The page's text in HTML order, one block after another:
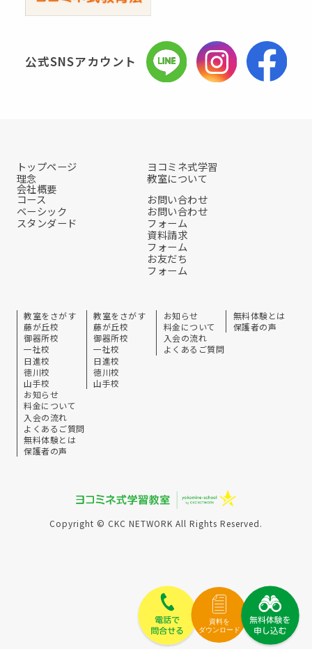
公式SNSアカウント
トップページ
理念
会社概要
ヨコミネ式学習
教室について
コース
ベーシック
スタンダード
お問い合わせ
お問い合わせ
フォーム
資料請求
フォーム
お友だち
フォーム
教室をさがす
藤が丘校
御器所校
一社校
日進校
徳川校
山手校
お知らせ
料金について
入会の流れ
よくあるご質問
無料体験とは
保護者の声
教室をさがす
藤が丘校
御器所校
一社校
日進校
徳川校
山手校
お知らせ
料金について
入会の流れ
よくあるご質問
無料体験とは
保護者の声
Copyright © CKC NETWORK All Rights Reserved.